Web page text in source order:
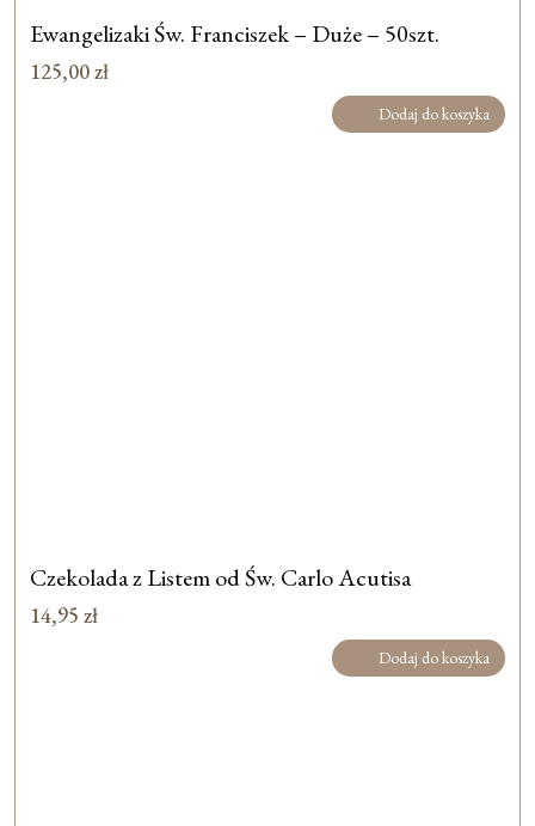
Ewangelizaki Św. Franciszek – Duże – 50szt.
125,00zł
Dodaj do koszyka
Czekolada z Listem od Św. Carlo Acutisa
14,95 zł
Dodaj do koszyka